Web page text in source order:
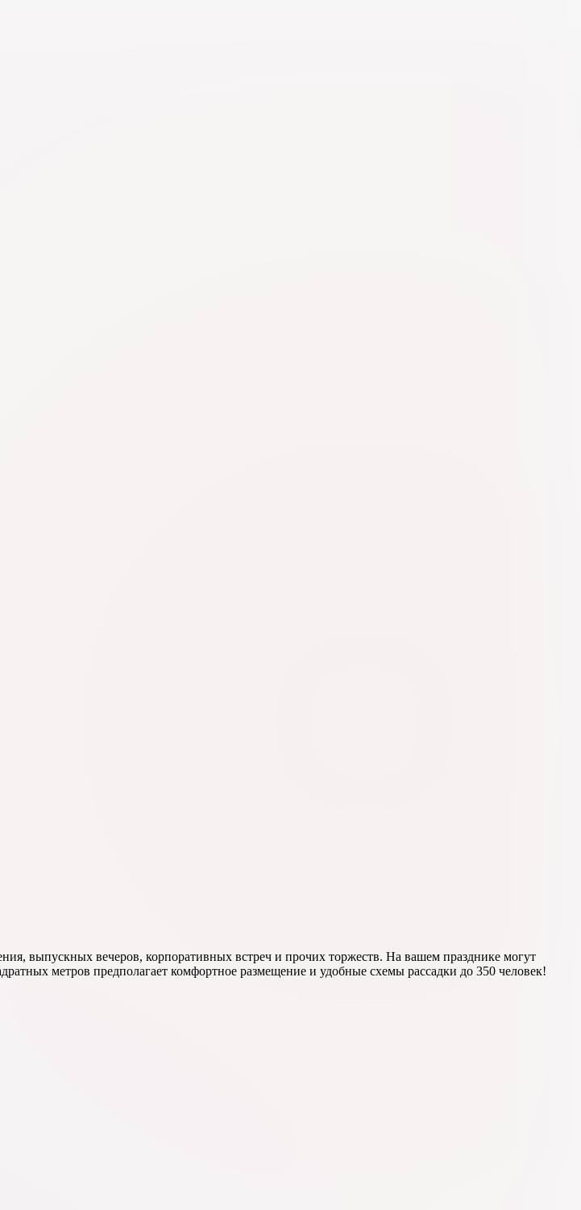
выпускных вечеров, корпоративных встреч и прочих торжеств. На вашем празднике могут
метров предполагает комфортное размещение и удобные схемы рассадки до 350 человек!